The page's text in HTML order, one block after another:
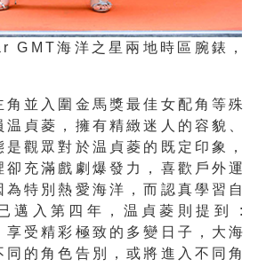
海洋之星兩地時區腕錶，
角並入圍金馬獎最佳女配角等殊
貞菱，擁有精緻迷人的容貌、
觀眾對於温貞菱的既定印象，
卻充滿戲劇爆發力，喜歡戶外運
為特別熱愛海洋，而認真學習自
邁入第四年，温貞菱則提到 :
享受精彩極致的多變日子，大海
同的角色告別，或將進入不同角